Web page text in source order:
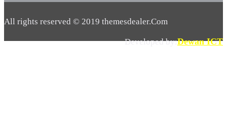
All rights reserved © 2019 themesdealer.Com
Developed by:Dewan ICT